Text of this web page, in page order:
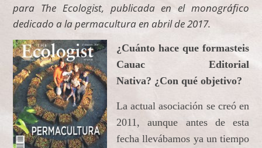
para The Ecologist, publicada en el monográfico
dedicado a la permacultura en abril de 2017.
¿Cuánto hace que formasteis
Cauac Editorial
Nativa? ¿Con qué objetivo?
La actual asociación se creó en
2011, aunque antes de esta
fecha llevábamos ya un tiempo